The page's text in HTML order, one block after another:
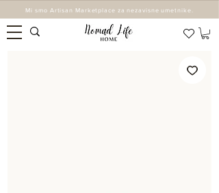
Mi smo Artisan Marketplace za nezavisne umetnike.